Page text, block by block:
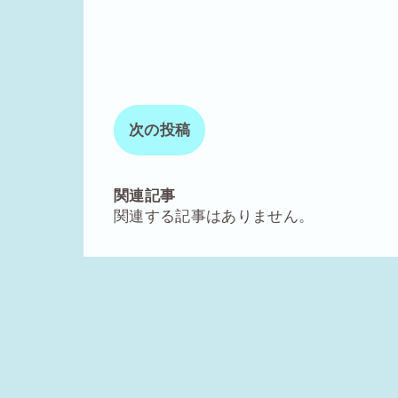
次の投稿
関連記事
関連する記事はありません。